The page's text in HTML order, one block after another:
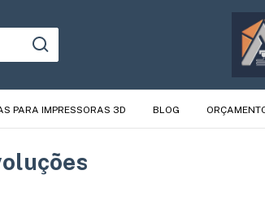
PARA IMPRESSORAS 3D BLOG